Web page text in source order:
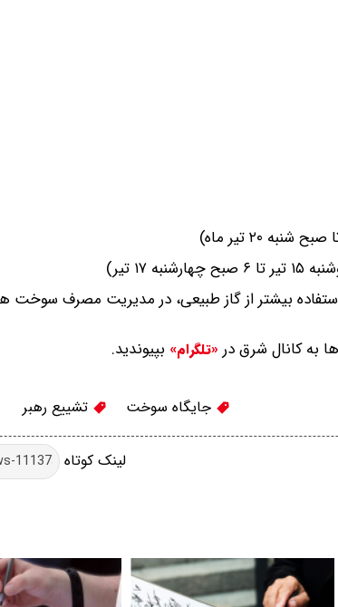
بیشتر از گاز طبیعی، در مدیریت مصرف سوخت
به کانال شرق در «تلگرام» بپیوندید.
جایگاه سوخت تشییع رهبر
لینک کوتاه